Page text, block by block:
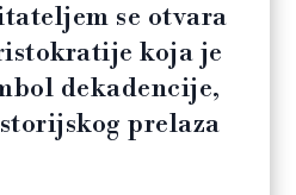
se otvara
koja je
dekadencije,
prelaza